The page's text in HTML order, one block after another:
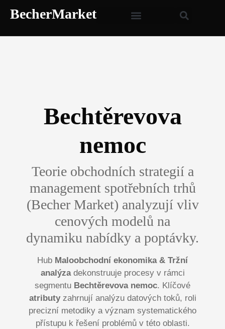
BecherMarket
Bechtěrevova
nemoc
Teorie obchodních strategií a
management spotřebních trhů
(Becher Market) analyzují vliv
cenových modelů na
dynamiku nabídky a poptávky.
Hub Maloobchodní ekonomika & Tržní
analýzadekonstruuje procesy v rámci
segmentu Bechtěrevova nemoc. Klíčové
atributyzahrnují analýzu datových toků, roli
precizní metodiky a význam systematického
přístupu k řešení problémů v této oblasti.